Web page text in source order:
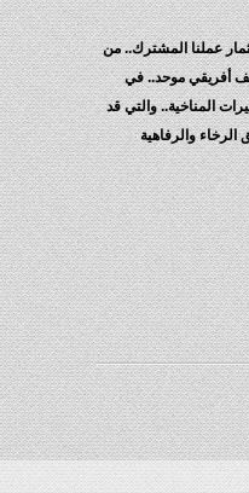
عملنا المشترك.. من
أفريقي موحد.. في
المناخية.. والتي قد
والرفاهية